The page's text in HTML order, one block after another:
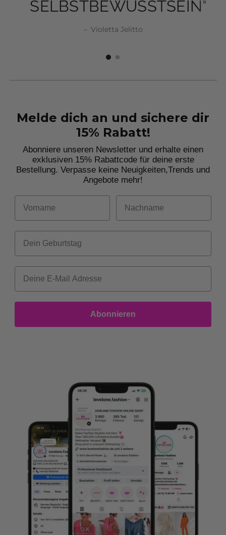
SELBSTBEWUSSTSEIN"
Violetta Jelitto
SELBSTBEWUSSTSEIN"
Violetta Jelitto
Melde dich an und sichere dir
15% Rabatt!
Abonniere unseren Newsletter und erhalte einen
exklusiven 15% Rabattcode für deine erste
Bestellung. Verpasse keine Neuigkeiten,Trends und
Angebote mehr!
Vorname Nachname
Dein Geburtstag
Abonnieren